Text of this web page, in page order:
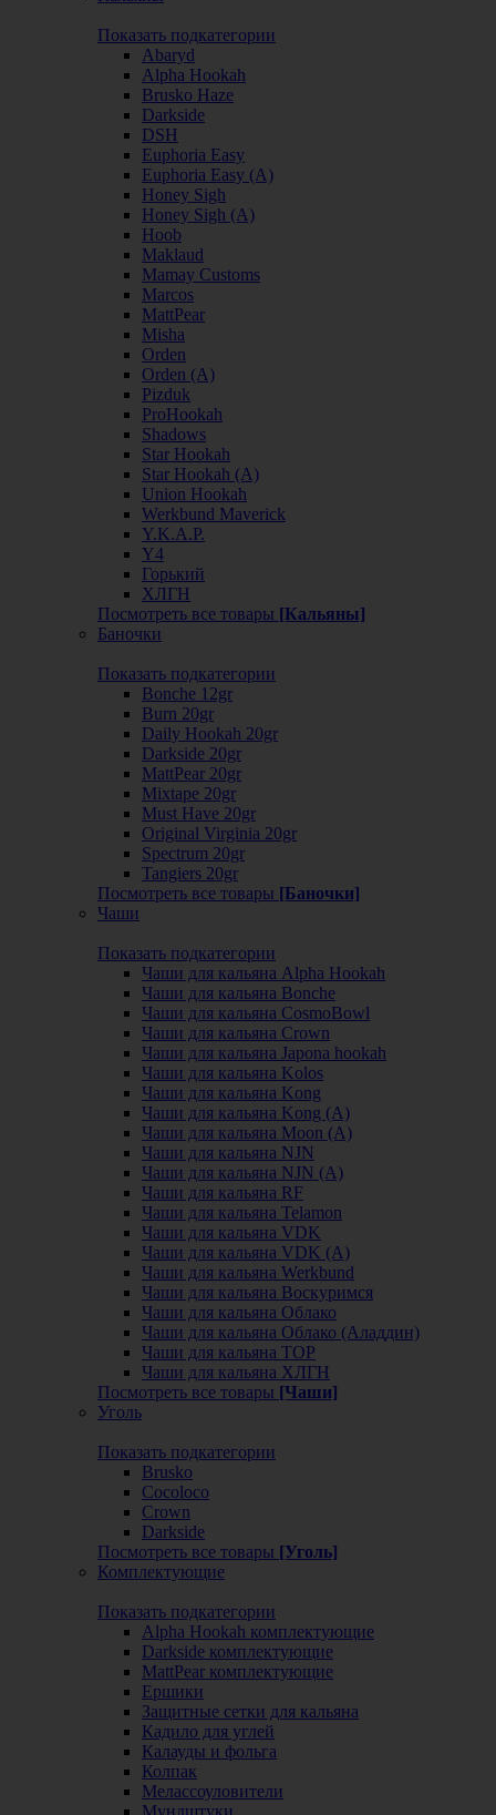
Показать подкатегории
Abaryd
Alpha Hookah
Brusko Haze
Darkside
DSH
Euphoria Easy
Euphoria Easy (А)
Honey Sigh
Honey Sigh (А)
Hoob
Maklaud
Mamay Customs
Marcos
MattPear
Misha
Orden
Orden (А)
Pizduk
ProHookah
Shadows
Star Hookah
Star Hookah (А)
Union Hookah
Werkbund Maverick
Y.K.A.P.
Y4
Горький
ХЛГН
Посмотреть все товары [Кальяны]
Баночки
Показать подкатегории
Bonche 12gr
Burn 20gr
Daily Hookah 20gr
Darkside 20gr
MattPear 20gr
Mixtape 20gr
Must Have 20gr
Original Virginia 20gr
Spectrum 20gr
Tangiers 20gr
Посмотреть все товары [Баночки]
Чаши
Показать подкатегории
Чаши для кальяна Alpha Hookah
Чаши для кальяна Bonche
Чаши для кальяна CosmoBowl
Чаши для кальяна Crown
Чаши для кальяна Japona hookah
Чаши для кальяна Kolos
Чаши для кальяна Kong
Чаши для кальяна Kong (A)
Чаши для кальяна Moon (А)
Чаши для кальяна NJN
Чаши для кальяна NJN (А)
Чаши для кальяна RF
Чаши для кальяна Telamon
Чаши для кальяна VDK
Чаши для кальяна VDK (А)
Чаши для кальяна Werkbund
Чаши для кальяна Воскуримся
Чаши для кальяна Облако
Чаши для кальяна Облако (Аладдин)
Чаши для кальяна ТОР
Чаши для кальяна ХЛГН
Посмотреть все товары [Чаши]
Уголь
Показать подкатегории
Brusko
Cocoloco
Crown
Darkside
Посмотреть все товары [Уголь]
Комплектующие
Показать подкатегории
Alpha Hookah комплектующие
Darkside комплектующие
MattPear комплектующие
Ершики
Защитные сетки для кальяна
Кадило для углей
Калауды и фольга
Колпак
Мелассоуловители
Мундштуки